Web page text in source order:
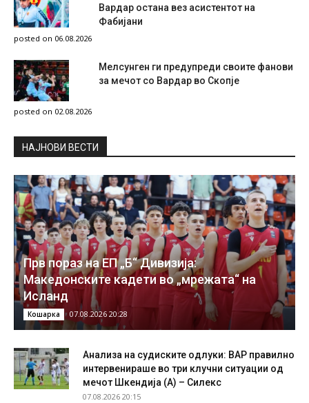
Вардар остана вез асистентот на
Фабијани
posted on 06.08.2026
Мелсунген ги предупреди своите фанови
за мечот со Вардар во Скопје
posted on 02.08.2026
НAЈНОВИ ВЕСТИ
Прв пораз на ЕП „Б“ Дивизија:
Македонските кадети во „мрежата“ на
Исланд
Кошарка 07.08.2026 20:28
Анализа на судиските одлуки: ВАР правилно
интервенираше во три клучни ситуации од
мечот Шкендија (А) – Силекс
07.08.2026 20:15